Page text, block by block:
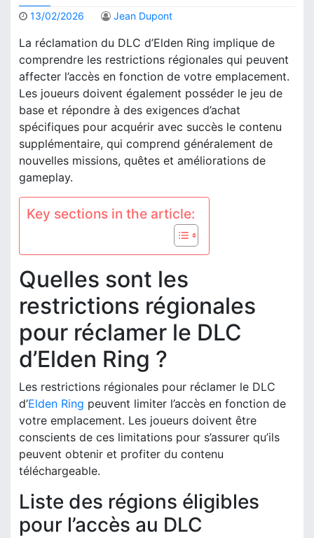
13/02/2026 Jean Dupont
La réclamation du DLC d’Elden Ring implique de
comprendre les restrictions régionales qui peuvent
affecter l’accès en fonction de votre emplacement.
Les joueurs doivent également posséder le jeu de
base et répondre à des exigences d’achat
spécifiques pour acquérir avec succès le contenu
supplémentaire, qui comprend généralement de
nouvelles missions, quêtes et améliorations de
gameplay.
Key sections in the article:
Quelles sont les
restrictions régionales
pour réclamer le DLC
d’Elden Ring ?
Les restrictions régionales pour réclamer le DLC
d’Elden Ring peuvent limiter l’accès en fonction de
votre emplacement. Les joueurs doivent être
conscients de ces limitations pour s’assurer qu’ils
peuvent obtenir et profiter du contenu
téléchargeable.
Liste des régions éligibles
pour l’accès au DLC